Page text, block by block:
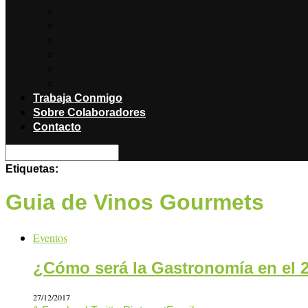
Trabaja Conmigo
Sobre Colaboradores
Contacto
Etiquetas:
Guia de Vinos Gourmets
Eventos
¿Cómo será la Gastronomía en el
27/12/2017